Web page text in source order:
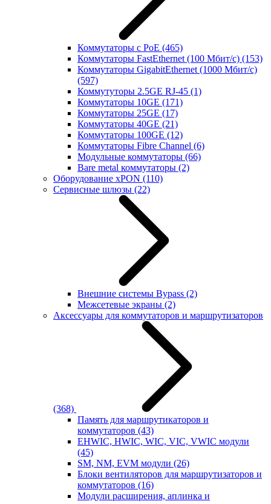
Коммутаторы с PoE (465)
Коммутаторы FastEthernet (100 Мбит/с) (153)
Коммутаторы GigabitEthernet (1000 Мбит/с)
(597)
Коммутуторы 2.5GE RJ-45 (1)
Коммутаторы 10GE (171)
Коммутаторы 25GE (17)
Коммутаторы 40GE (21)
Коммутаторы 100GE (12)
Коммутаторы Fibre Channel (6)
Модульные коммутаторы (66)
Bare metal коммутаторы (2)
Оборудование xPON (110)
Сервисные шлюзы (22)
Внешние системы Bypass (2)
Межсетевые экраны (2)
Аксессуары для коммутаторов и маршрутизаторов
(368)
Память для маршрутикаторов и
коммутаторов (43)
EHWIC, HWIC, WIC, VIC, VWIC модули
(45)
SM, NM, EVM модули (26)
Блоки вентиляторов для маршрутизаторов и
коммутаторов (16)
Модули расширения, аплинка и